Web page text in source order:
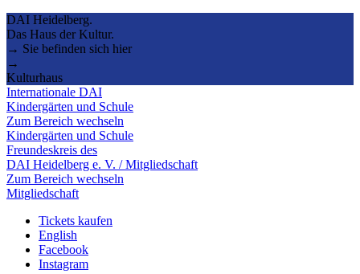
DAI Heidelberg.
Das Haus der Kultur.
→ Sie befinden sich hier
→
Kulturhaus
Internationale DAI
Kindergärten und Schule
Zum Bereich wechseln
Kindergärten und Schule
Freundeskreis des
DAI Heidelberg e. V. / Mitgliedschaft
Zum Bereich wechseln
Mitgliedschaft
Tickets kaufen
English
Facebook
Instagram